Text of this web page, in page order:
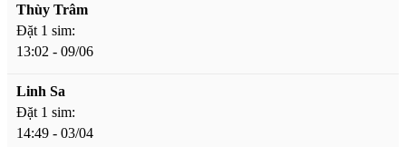
Thùy Trâm
Đặt 1 sim:
13:02 - 09/06
Linh Sa
Đặt 1 sim:
14:49 - 03/04